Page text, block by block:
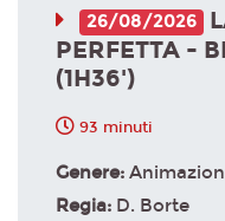
26/08/2026
PERFETTA -
(1H36')
93 minuti
Genere:
Regia: D. Borte